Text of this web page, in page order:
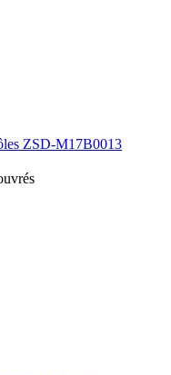
ZSD-M17B0013